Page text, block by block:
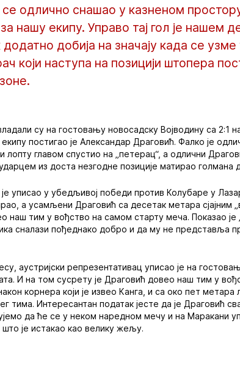
одлично снашао у казненом
нашу екипу. Управо тај гол је нашем
додатно добија на значају када се
који наступа на позицији штопера
су на гостовању новосадску Војводину са 2:1
постигао је Александар Драговић. Фалко је
лопту главом спустио на „петерац“, а одлични
ударцем из доста незгодне позиције матирао голмана
уписао у убедљивој победи против Колубаре у
а усамљени Драговић са десетак метара сјајним
наш тим у вођство на самом старту меча. Показао
сналази пођеднако добро и да му не представља
аустријски репрезентативац уписао је на
И на том сусрету је Драговић довео наш тим у
корнера који је извео Канга, и са око пет
тима. Интересантан податак јесте да је Драговић
да ће се у неком наредном мечу и на Маракани
је истакао као велику жељу.